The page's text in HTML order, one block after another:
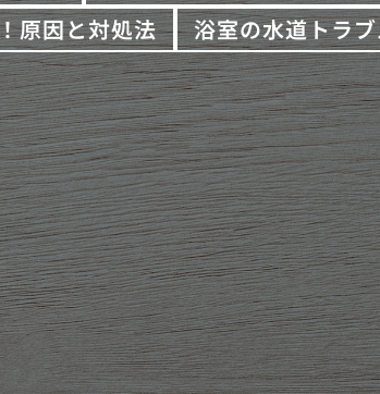
原因と対処法
浴室の水道トラ